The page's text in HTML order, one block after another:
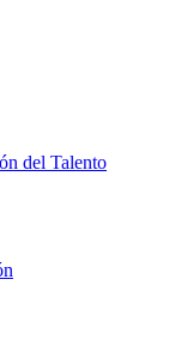
del Talento